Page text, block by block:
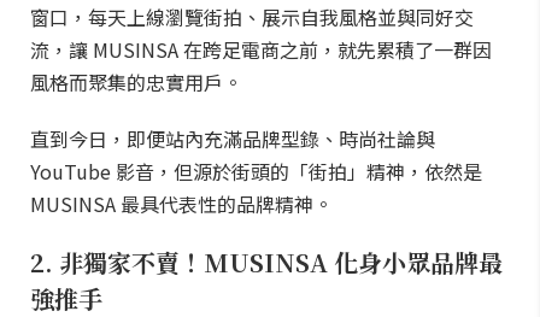
窗口，每天上線瀏覽街拍、展示自我風格並與同好交
流，讓 MUSINSA 在跨足電商之前，就先累積了一群因
風格而聚集的忠實用戶。
直到今日，即便站內充滿品牌型錄、時尚社論與
YouTube 影音，但源於街頭的「街拍」精神，依然是
MUSINSA 最具代表性的品牌精神。
2. 非獨家不賣！MUSINSA 化身小眾品牌最
強推手